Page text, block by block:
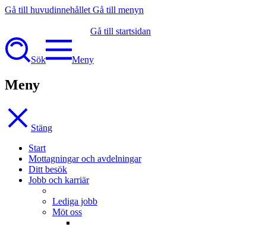
Gå till huvudinnehållet Gå till menyn
Gå till startsidan
Sök Meny
Meny
Stäng
Start
Mottagningar och avdelningar
Ditt besök
Jobb och karriär
Lediga jobb
Möt oss